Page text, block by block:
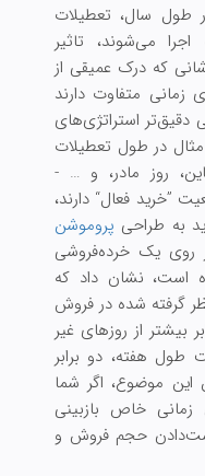
طول سال، تعطیلات
می‌شوند، تاثیر
که درک عمیقی از
زمانی متفاوت دارند
دقیق‌تر استراتژی‌های
مثال در طول تعطیلات
روز مادر، و … -
”خرید فعال“ دارند،
به طراحی پروموشن
روی یک خرده‌فروشی
است، نشان داد که
گرفته شده در فروش
بیشتر از روز‌های غیر
هفته‌، دو برابر
این موضوع، اگر شما
خاص بازبینی
دست‌دادن حجم فروش و